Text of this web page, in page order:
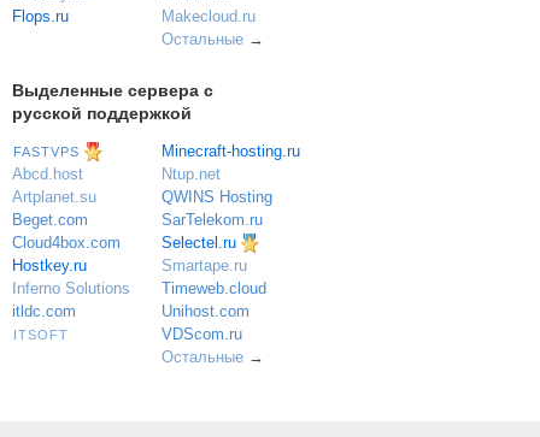
Flops.ru
Makecloud.ru
Остальные→
Выделенные сервера с
русской поддержкой
FASTVPS
Abcd.host
Artplanet.su
Beget.com
Cloud4box.com
Hostkey.ru
Inferno Solutions
itldc.com
ITSOFT
Minecraft-hosting.ru
Ntup.net
QWINS Hosting
SarTelekom.ru
Selectel.ru
Smartape.ru
Timeweb.cloud
Unihost.com
VDScom.ru
Остальные→